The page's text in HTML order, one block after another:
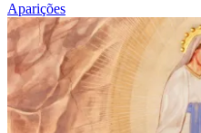
Aparições